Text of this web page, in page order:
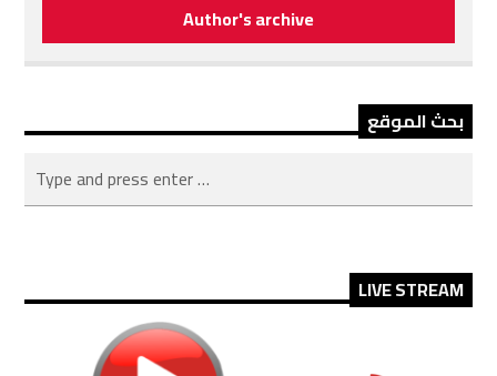
Author's archive
بحث الموقع
LIVE STREAM